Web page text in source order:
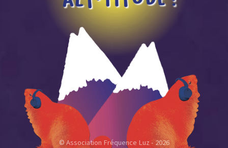
© Association Fréquence Luz - 2026